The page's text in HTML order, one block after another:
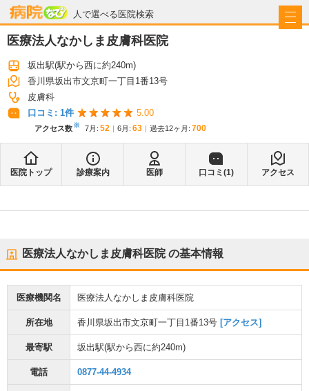
人で選べる医院検索
病院なび
医療法人なかしま皮膚科医院
坂出駅(駅から西に約240m)
香川県坂出市文京町一丁目1番13号
皮膚科
口コミ: 1件 5.00
アクセス数※ 7月 : 52 6月 : 63 過去12ヶ月: 700
医院トップ 診療案内 医師 口コミ(1) アクセス
医療法人なかしま皮膚科医院の基本情報
医療機関名 医療法人なかしま皮膚科医院
所在地 香川県坂出市文京町一丁目1番13号 [アクセス]
最寄駅 坂出駅(駅から西に約240m)
電話 0877-44-4934